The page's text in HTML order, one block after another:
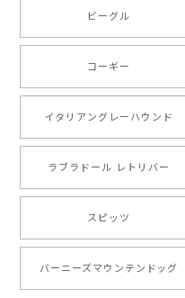
2024/10/
注文受領連絡が無かっ
愛い商品が届きました
りまして、元気な時の
ました。ありがとうご
ビーグル
コーギー
イタリアングレーハウンド
ラブラドール レトリバー
スピッツ
バーニーズマウンテンドッグ